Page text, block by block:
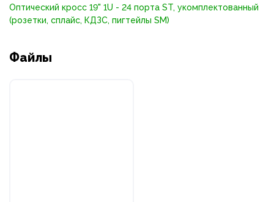
Оптический кросс 19" 1U - 24 порта ST, укомплектованный
(розетки, сплайс, КДЗС, пигтейлы SM)
Файлы